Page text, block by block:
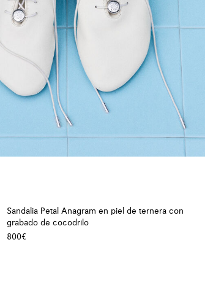
Sandalia Petal Anagram en piel de ternera con
grabado de cocodrilo
800€